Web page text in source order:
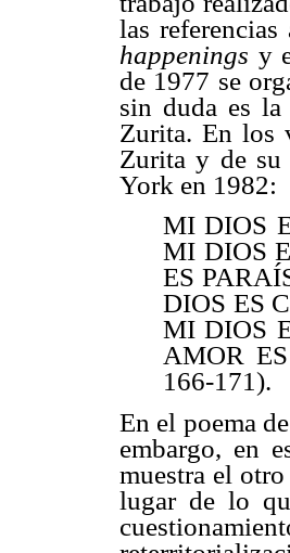
las
happenings y
de 1977 se
sin duda es la
Zurita. En los
Zurita y de su
York en 1982:
MI DIOS
MI DIOS
ES
DIOS ES
MI DIOS
AMOR
166-171).
En el poema
embargo, en
muestra el otro
lugar de lo